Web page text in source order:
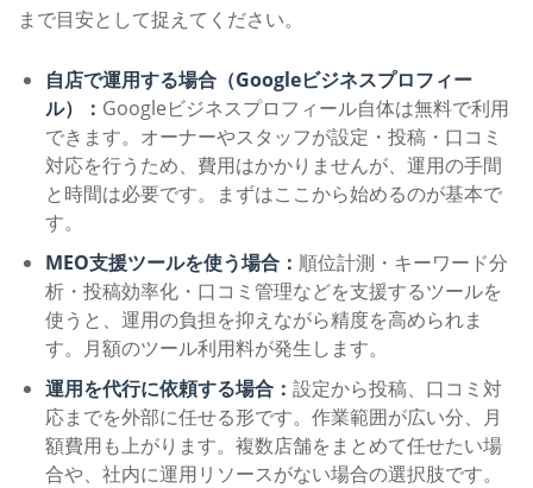
まで目安として捉えてください。
自店で運用する場合（Googleビジネスプロフィー
ル）： Googleビジネスプロフィール自体は無料で利用
できます。オーナーやスタッフが設定・投稿・口コミ
対応を行うため、費用はかかりませんが、運用の手間
と時間は必要です。まずはここから始めるのが基本で
す。
MEO支援ツールを使う場合： 順位計測・キーワード分
析・投稿効率化・口コミ管理などを支援するツールを
使うと、運用の負担を抑えながら精度を高められま
す。月額のツール利用料が発生します。
運用を代行に依頼する場合：設定から投稿、口コミ対
応までを外部に任せる形です。作業範囲が広い分、月
額費用も上がります。複数店舗をまとめて任せたい場
合や、社内に運用リソースがない場合の選択肢です。